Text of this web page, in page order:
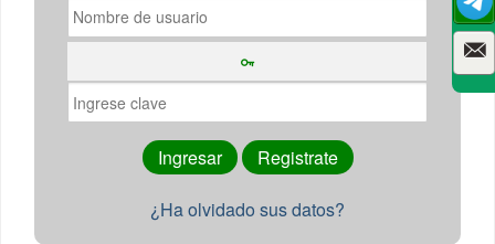
¿Ha olvidado sus datos?